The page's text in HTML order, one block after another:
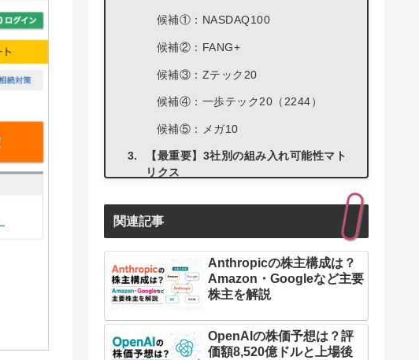
候補①：NASDAQ100
候補②：FANG+
候補③：Zテック20
候補④：一歩テック20（2244）
候補⑤：メガ10
【最重要】3社別の組み入れ可能性マト
リクス
OpenAIを拾いたい場合
Anthropicを拾いたい場合
番外編：上場前から投資したいなら
HiJoJo.com（マネックス証券）
HiJoJo.comとは？
マネックス証券経由で購入できる
関連記事
Anthropicの株主構成は？
Amazon・Googleなど主要
株主を解説
OpenAIの株価予想は？評
価額8,520億ドルと上場後